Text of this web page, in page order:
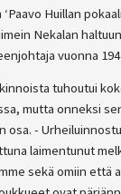
Huillan
Nekalan
vuonna
tuhoutui
mutta onneksi
osa. -
laimentunut
sekä omiin että